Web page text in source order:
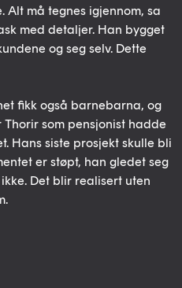
må tegnes igjennom, sa
med detaljer. Han bygget
og seg selv. Dette
fikk også barnebarna, og
som pensjonist hadde
Hans siste prosjekt skulle bli
er støpt, han gledet seg
Det blir realisert uten